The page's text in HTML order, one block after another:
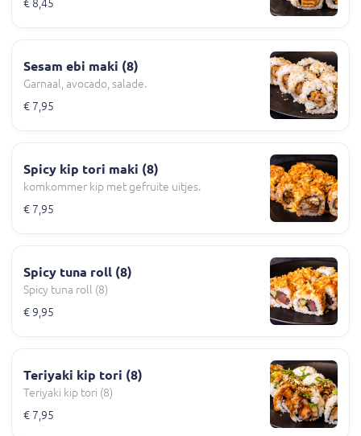
€ 8,45
Sesam ebi maki (8)
Garnaal, avocado, salade.
€ 7,95
Spicy kip tori maki (8)
komkommer kip met gefruite uitjes.
€ 7,95
Spicy tuna roll (8)
Spicy tuna roll (8)
€ 9,95
Teriyaki kip tori (8)
Teriyaki kip tori (8)
€ 7,95